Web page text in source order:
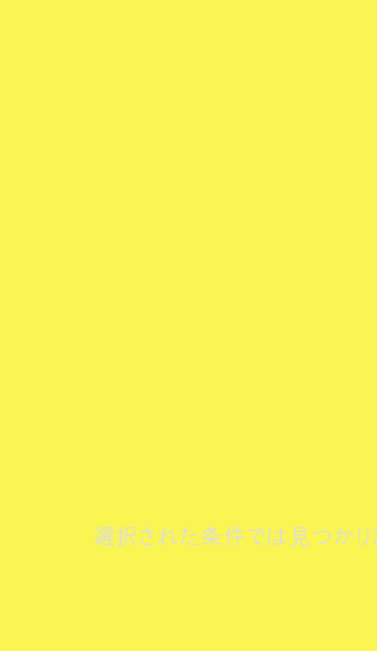
選択された条件では見つかり